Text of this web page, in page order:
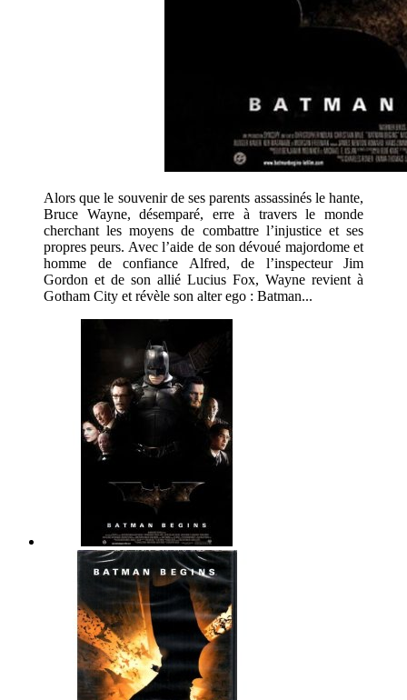
Alors que le souvenir de ses parents assassinés le hante,
Bruce Wayne, désemparé, erre à travers le monde
cherchant les moyens de combattre l’injustice et ses
propres peurs. Avec l’aide de son dévoué majordome et
homme de confiance Alfred, de l’inspecteur Jim
Gordon et de son allié Lucius Fox, Wayne revient à
Gotham City et révèle son alter ego : Batman...